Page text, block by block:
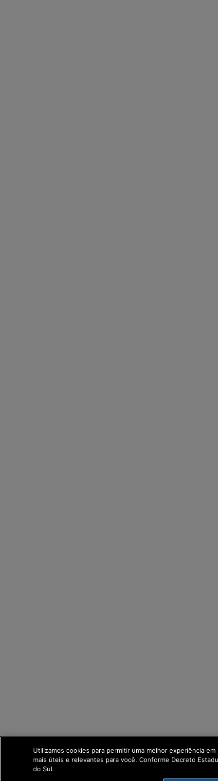
Utilizamos cookies para permitir uma melhor experiência
mais úteis e relevantes para você. Conforme Decreto
do Sul.